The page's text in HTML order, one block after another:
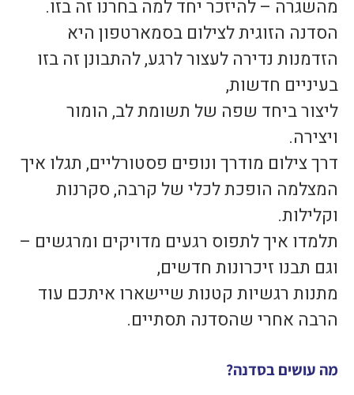
מהשגרה – להיזכר יחד למה בחרנו זה בזו.
הסדנה הזוגית לצילום בסמארטפון היא
הזדמנות נדירה לעצור לרגע, להתבונן זה בזו
בעיניים חדשות,
ליצור ביחד שפה של תשומת לב, הומור
ויצירה.
דרך צילום מודרך ונופים פסטורליים, תגלו איך
המצלמה הופכת לכלי של קרבה, סקרנות
וקלילות.
תלמדו איך לתפוס רגעים מדויקים ומרגשים –
וגם תבנו זיכרונות חדשים,
מתנות רגשיות קטנות שיישארו איתכם עוד
הרבה אחרי שהסדנה תסתיים.
מה עושים בסדנה?